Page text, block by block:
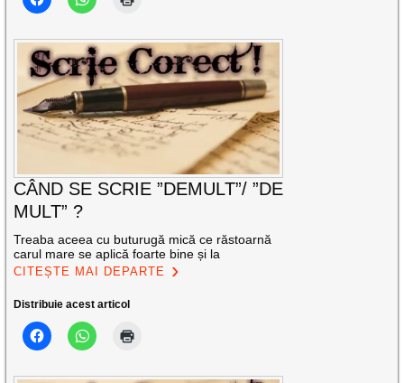
CÂND SE SCRIE ”DEMULT”/ ”DE
MULT” ?
Treaba aceea cu buturugă mică ce răstoarnă
carul mare se aplică foarte bine și la
CITEȘTE MAI DEPARTE
Distribuie acest articol